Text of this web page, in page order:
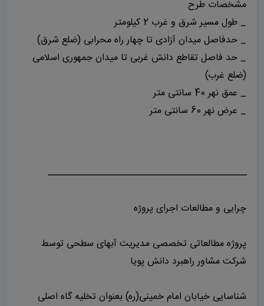
مشخصات طرح
_ طول مسیر شرق و غرب 2 کیلومتر
_ حدفاصل میدان آزادی تا چهار راه محرابی (ضلع شرق)
_ حد فاصل تقاطع دانش غربی تا میدان جمهوری اسلامی
(ضلع غرب)
_ عمق نهر 40 سانتی متر
_ عرض نهر 60 سانتی متر
ــــــــــــــــــــــــــــــــــــــــــــــــــــــــ
چرایی و مطالعات اجرای پروژه
پروژه مطالعاتی تخصصی مدیریت آبهای سطحی توسط
شرکت مشاور راهبرد دانش پویا
شناسایی خیابان امام خمینی(ره) بعنوان تخلیه گاه اصلی